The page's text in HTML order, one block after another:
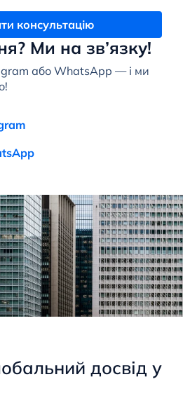
Ми на зв’язку!
або WhatsApp — і ми
консультацію
досвід у